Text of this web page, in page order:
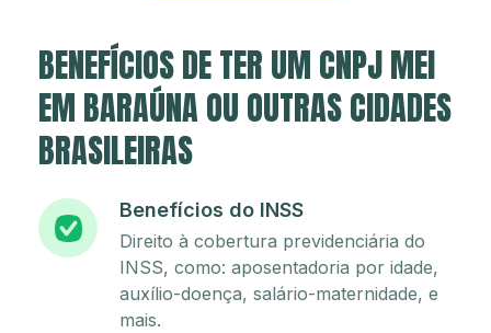
BENEFÍCIOS DE TER UM CNPJ MEI
EM BARAÚNA OU OUTRAS CIDADES
BRASILEIRAS
Benefícios do INSS
Direito à cobertura previdenciária do
INSS, como: aposentadoria por idade,
auxílio-doença, salário-maternidade, e
mais.